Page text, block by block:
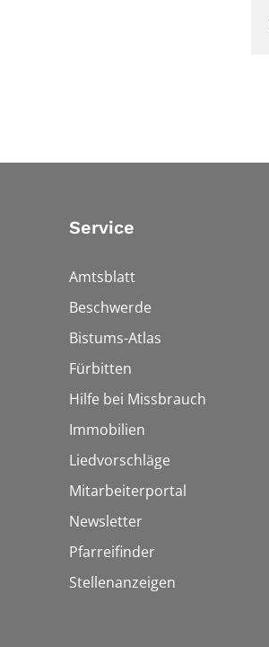
Service
Amtsblatt
Beschwerde
Bistums-Atlas
Fürbitten
Hilfe bei Missbrauch
Immobilien
Liedvorschläge
Mitarbeiterportal
Newsletter
Pfarreifinder
Stellenanzeigen